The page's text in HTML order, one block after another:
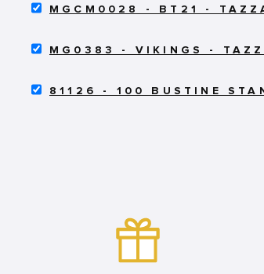
BILLIE
TAZZA
BLING
SELECT
BT21
CARABINER
MGCM0028 - BT21 -
SELECT
VIKINGS
MG0383 - VIKINGS -
SELECT
81126 - 100 BUSTINE